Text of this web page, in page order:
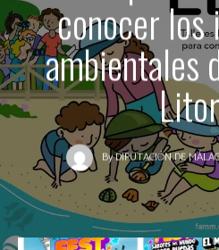
conocer
ambientales
ByDIPUTACIÓN DE